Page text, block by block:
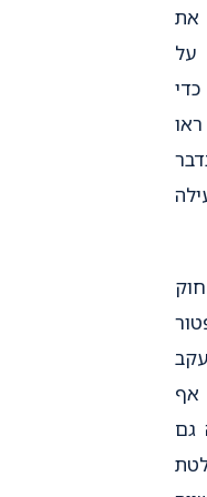
את
על
גם את סעיף 15 לחוק
פטור
אף
גם